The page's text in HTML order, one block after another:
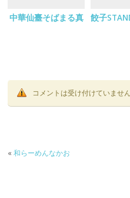
中華仙臺そばまる真 餃子
コメントは受け付けていません
«和らーめんなかお